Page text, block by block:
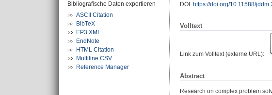
Bibliografische Daten exportieren
ASCII Citation
BibTeX
EP3 XML
EndNote
HTML Citation
Multiline CSV
Reference Manager
DOI: https://doi.org/10.11588/
Volltext
Link zum Volltext (externe URL):
Abstract
Research on complex problem